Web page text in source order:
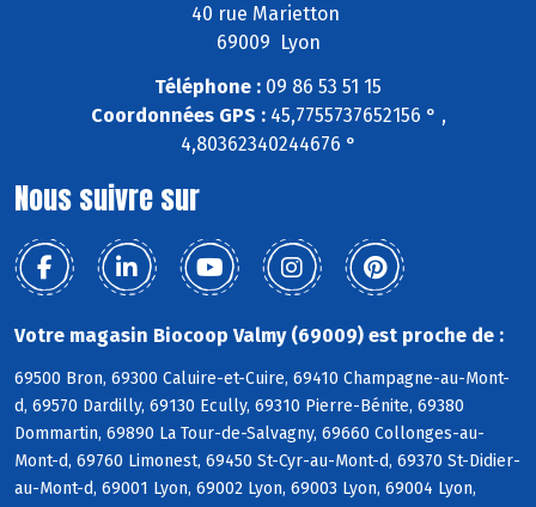
40 rue Marietton
69009 Lyon
Téléphone : 09 86 53 51 15
Coordonnées GPS :45,7755737652156 ° ,
4,80362340244676 °
Nous suivre sur
Votre magasin Biocoop Valmy (69009) est proche de :
69500 Bron, 69300 Caluire-et-Cuire, 69410 Champagne-au-Mont-
d, 69570 Dardilly, 69130 Ecully, 69310 Pierre-Bénite, 69380
Dommartin, 69890 La Tour-de-Salvagny, 69660 Collonges-au-
Mont-d, 69760 Limonest, 69450 St-Cyr-au-Mont-d, 69370 St-Didier-
au-Mont-d, 69001 Lyon, 69002 Lyon, 69003 Lyon, 69004 Lyon,